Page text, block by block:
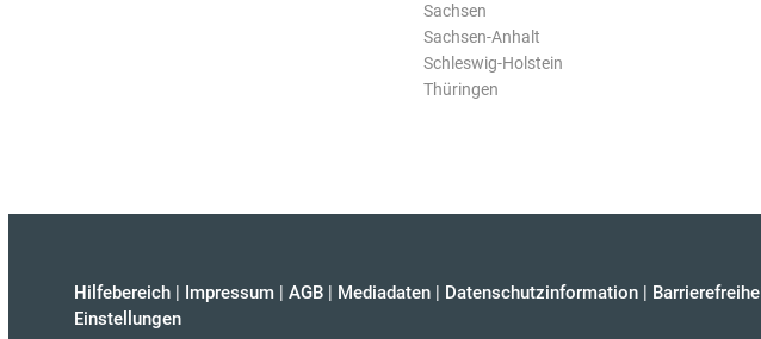
Sachsen
Sachsen-Anhalt
Schleswig-Holstein
Thüringen
Hilfebereich | Impressum | AGB | Mediadaten | Datenschutzinformation |
Einstellungen